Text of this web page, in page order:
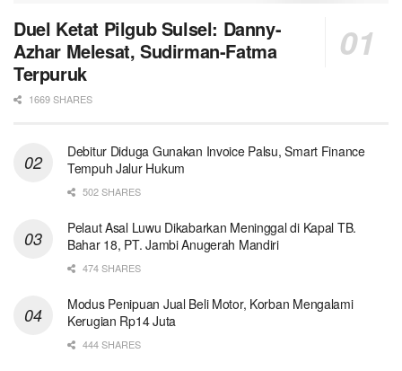
Duel Ketat Pilgub Sulsel: Danny-
Azhar Melesat, Sudirman-Fatma
Terpuruk
1669 SHARES
Debitur Diduga Gunakan Invoice Palsu, Smart Finance
Tempuh Jalur Hukum
502 SHARES
Pelaut Asal Luwu Dikabarkan Meninggal di Kapal TB.
Bahar 18, PT. Jambi Anugerah Mandiri
474 SHARES
Modus Penipuan Jual Beli Motor, Korban Mengalami
Kerugian Rp14 Juta
444 SHARES